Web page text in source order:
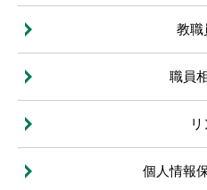
教職
職員
個人情報